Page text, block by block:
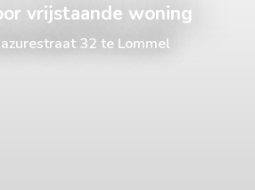
vrijstaande woning
32 te Lommel